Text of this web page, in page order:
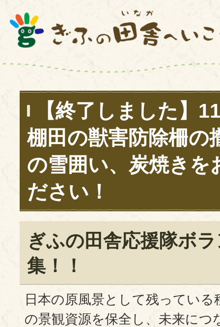
【終了しました】
棚田の獣害防除柵の
の雪囲い、炭焼きを
ださい！
ぎふの田舎応援隊ボ
集！！
日本の原風景として残っている
の景観資源を保全し、未来につ